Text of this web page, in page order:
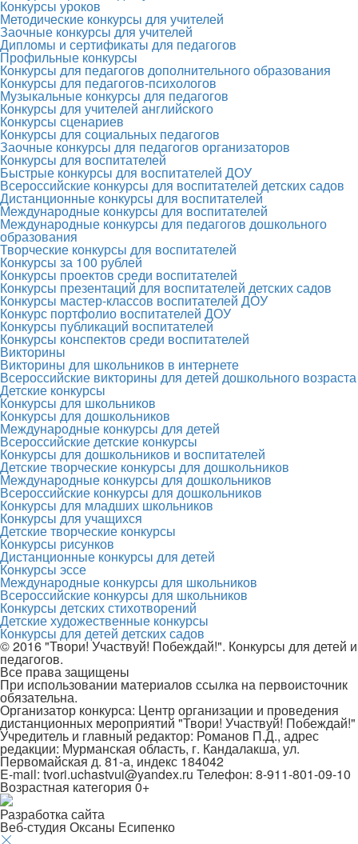
Конкурсы уроков
Методические конкурсы для учителей
Заочные конкурсы для учителей
Дипломы и сертификаты для педагогов
Профильные конкурсы
Конкурсы для педагогов дополнительного образования
Конкурсы для педагогов-психологов
Музыкальные конкурсы для педагогов
Конкурсы для учителей английского
Конкурсы сценариев
Конкурсы для социальных педагогов
Заочные конкурсы для педагогов организаторов
Конкурсы для воспитателей
Быстрые конкурсы для воспитателей ДОУ
Всероссийские конкурсы для воспитателей детских садов
Дистанционные конкурсы для воспитателей
Международные конкурсы для воспитателей
Международные конкурсы для педагогов дошкольного
образования
Творческие конкурсы для воспитателей
Конкурсы за 100 рублей
Конкурсы проектов среди воспитателей
Конкурсы презентаций для воспитателей детских садов
Конкурсы мастер-классов воспитателей ДОУ
Конкурс портфолио воспитателей ДОУ
Конкурсы публикаций воспитателей
Конкурсы конспектов среди воспитателей
Викторины
Викторины для школьников в интернете
Всероссийские викторины для детей дошкольного возраста
Детские конкурсы
Конкурсы для школьников
Конкурсы для дошкольников
Международные конкурсы для детей
Всероссийские детские конкурсы
Конкурсы для дошкольников и воспитателей
Детские творческие конкурсы для дошкольников
Международные конкурсы для дошкольников
Всероссийские конкурсы для дошкольников
Конкурсы для младших школьников
Конкурсы для учащихся
Детские творческие конкурсы
Конкурсы рисунков
Дистанционные конкурсы для детей
Конкурсы эссе
Международные конкурсы для школьников
Всероссийские конкурсы для школьников
Конкурсы детских стихотворений
Детские художественные конкурсы
Конкурсы для детей детских садов
© 2016 "Твори! Участвуй! Побеждай!". Конкурсы для детей и
педагогов.
Все права защищены
При использовании материалов ссылка на первоисточник
обязательна.
Организатор конкурса: Центр организации и проведения
дистанционных мероприятий "Твори! Участвуй! Побеждай!"
Учредитель и главный редактор: Романов П.Д., адрес
редакции: Мурманская область, г. Кандалакша, ул.
Первомайская д. 81-а, индекс 184042
E-mail: tvori.uchastvui@yandex.ru Телефон: 8-911-801-09-10
Возрастная категория 0+
Разработка сайта
Веб-студия Оксаны Есипенко